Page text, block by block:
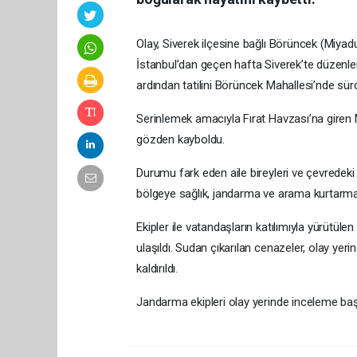
Olay, Siverek ilçesine bağlı Börüncek
İstanbul’dan geçen hafta Siverek’te
ardından tatilini Börüncek Mahallesi’nde
Serinlemek amacıyla Fırat Havzası’na
gözden kayboldu.
Durumu fark eden aile bireyleri ve
bölgeye sağlık, jandarma ve arama
Ekipler ile vatandaşların katılımıyla
ulaşıldı. Sudan çıkarılan cenazeler, olay
kaldırıldı.
Jandarma ekipleri olay yerinde inceleme